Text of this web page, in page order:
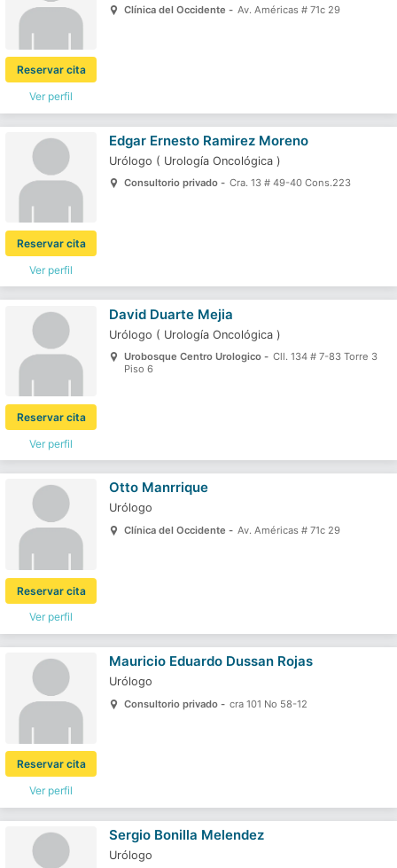
Ver perfil
Reservar cita
Clínica del Occidente - Av. Américas # 71c 29
Ver perfil
Reservar cita
Edgar Ernesto Ramirez Moreno
Urólogo ( Urología Oncológica )
Consultorio privado - Cra. 13 # 49-40 Cons.223
Ver perfil
Reservar cita
David Duarte Mejia
Urólogo ( Urología Oncológica )
Urobosque Centro Urologico - Cll. 134 # 7-83 Torre 3
Piso 6
Ver perfil
Reservar cita
Otto Manrrique
Urólogo
Clínica del Occidente - Av. Américas # 71c 29
Ver perfil
Reservar cita
Mauricio Eduardo Dussan Rojas
Urólogo
Consultorio privado - cra 101 No 58-12
Sergio Bonilla Melendez
Urólogo